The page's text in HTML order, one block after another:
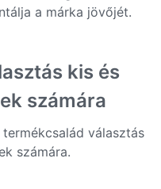
a márka jövőjét.
kis és
számára
termékcsalád választás
számára.